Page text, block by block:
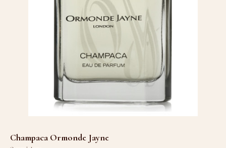
Champaca Ormonde Jayne